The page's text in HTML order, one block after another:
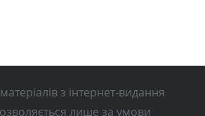
з інтернет-видання
лише за умови